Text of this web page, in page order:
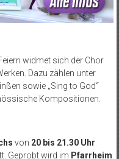
widmet sich der Chor
Dazu zählen unter
sowie „Sing to God“
Kompositionen.
von 20 bis 21.30 Uhr
Geprobt wird im Pfarrheim